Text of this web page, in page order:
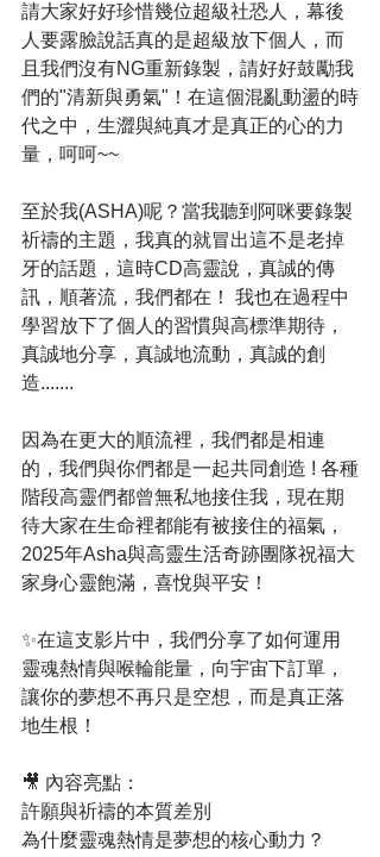
請大家好好珍惜幾位超級社恐人，幕後
人要露臉說話真的是超級放下個人，而
且我們沒有NG重新錄製，請好好鼓勵我
們的"清新與勇氣"！在這個混亂動盪的時
代之中，生澀與純真才是真正的心的力
量，呵呵~~
至於我(ASHA)呢？當我聽到阿咪要錄製
祈禱的主題，我真的就冒出這不是老掉
牙的話題，這時CD高靈說，真誠的傳
訊，順著流，我們都在！ 我也在過程中
學習放下了個人的習慣與高標準期待，
真誠地分享，真誠地流動，真誠的創
造.......
因為在更大的順流裡，我們都是相連
的，我們與你們都是一起共同創造 ! 各種
階段高靈們都曾無私地接住我，現在期
待大家在生命裡都能有被接住的福氣，
2025年Asha與高靈生活奇跡團隊祝福大
家身心靈飽滿，喜悅與平安！
✨在這支影片中，我們分享了如何運用
靈魂熱情與喉輪能量，向宇宙下訂單，
讓你的夢想不再只是空想，而是真正落
地生根！
🎥 內容亮點：
許願與祈禱的本質差別
為什麼靈魂熱情是夢想的核心動力？